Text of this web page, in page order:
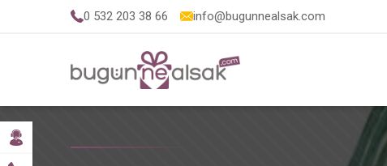
0 532 203 38 66 info@bugunnealsak.com